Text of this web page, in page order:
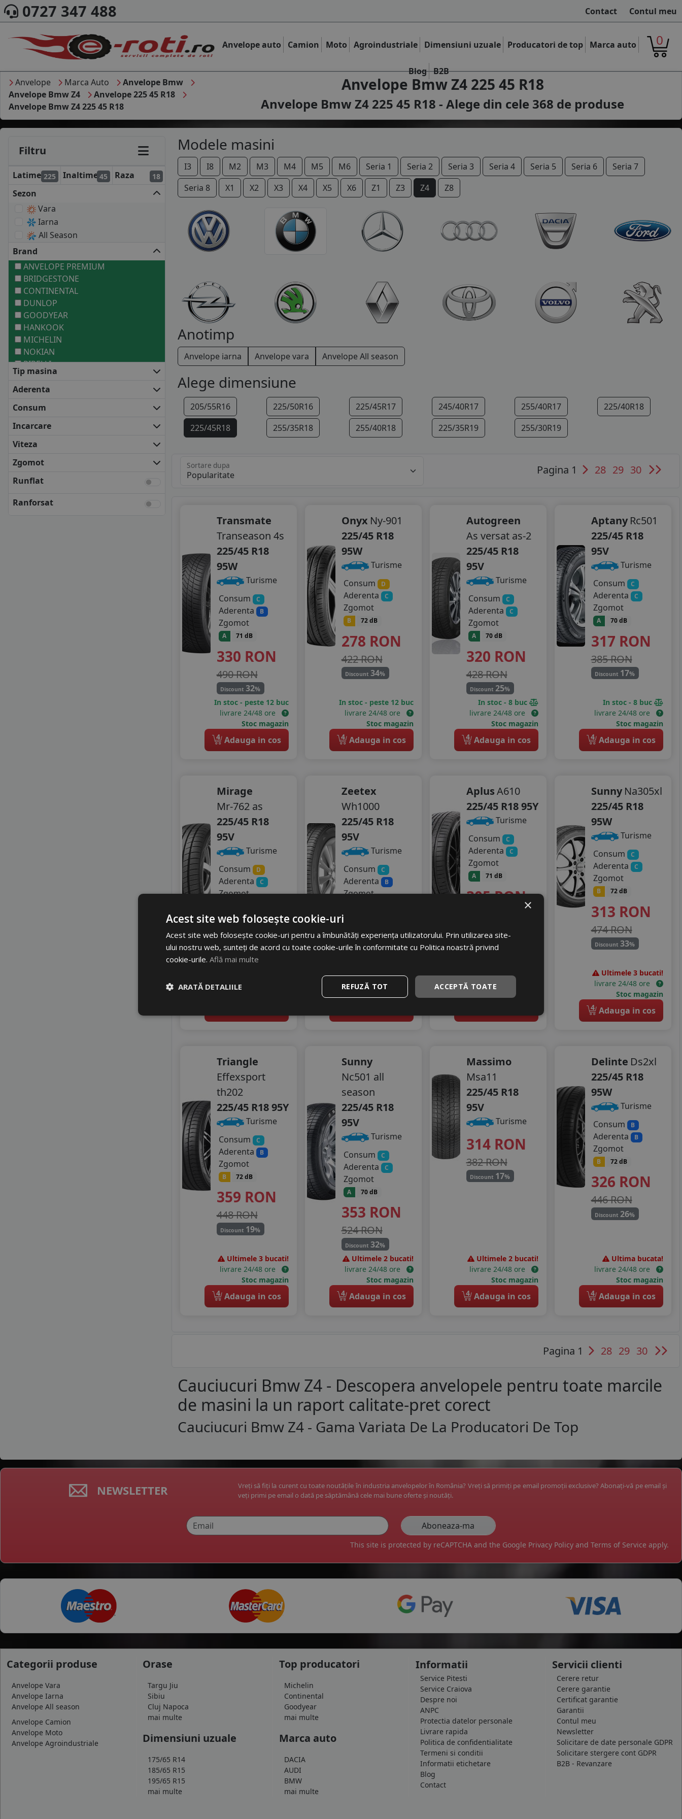
0727 347 488 Contact Contul meu
Anvelope auto Camion Moto Agroindustriale Dimensiuni uzuale Producatori de top Marca auto
Blog B2B
0
Anvelope Marca Auto
Anvelope Bmw
Anvelope Bmw Z4
Anvelope 225 45 R18
Anvelope Bmw Z4 225 45 R18
Anvelope Bmw Z4 225 45 R18
Anvelope Bmw Z4 225 45 R18 - Alege din cele 368 de produse
Filtru
Latime 225 Inaltime 45 Raza 18
Sezon
Vara
Iarna
All Season
Brand
ANVELOPE PREMIUM
BRIDGESTONE
CONTINENTAL
DUNLOP
GOODYEAR
HANKOOK
MICHELIN
NOKIAN
PIRELLI
ANVELOPE MEDII
BARUM
COOPER
FALKEN
FULDA
KLEBER
MATADOR
NEXEN
Tip masina
Aderenta
Consum
Incarcare
Viteza
Zgomot
Runflat
Ranforsat
Modele masini
I3 I8 M2 M3 M4 M5 M6 Seria 1 Seria 2 Seria 3 Seria 4 Seria 5 Seria 6
Seria 7
Seria 8
X1 X2 X3 X4 X5 X6 Z1 Z3 Z4 Z8
Anotimp
Anvelope iarna Anvelope vara Anvelope All season
Alege dimensiune
205/55R16 225/50R16 225/45R17 245/40R17 255/40R17
225/40R18
225/45R18
255/35R18 255/40R18 225/35R19 255/30R19
Sortare dupa Pagina 1 28 29 30
Transmate
Transeason 4s
225/45 R18
95W
Turisme
Consum
C
Aderenta B
Zgomot
A 71 dB
330 RON
490 RON
Discount32%
In stoc - peste 12 buc
livrare 24/48 ore
Stoc magazin
4 Adauga in cos
Onyx Ny-901
225/45 R18
95W
Turisme
Consum
D
Aderenta C
Zgomot
B 72 dB
278 RON
422 RON
Discount34%
In stoc - peste 12 buc
livrare 24/48 ore
Stoc magazin
4 Adauga in cos
Autogreen
As versat as-2
225/45 R18
95V
Turisme
Consum
C
Aderenta C
Zgomot
A 70 dB
320 RON
428 RON
Discount 25%
In stoc - 8 buc
livrare 24/48 ore
Stoc magazin
4 Adauga in cos
Aptany Rc501
225/45 R18
95V
Turisme
Consum
C
Aderenta C
Zgomot
A 70 dB
317 RON
385 RON
Discount 17%
In stoc - 8 buc
livrare 24/48 ore
Stoc magazin
4 Adauga in cos
Mirage
Mr-762 as
225/45 R18
95V
Turisme
Consum
D
Aderenta C
Zgomot
317RON
385 RON
Discount17%
livrare 24/48 ore
Zeetex
Wh1000
225/45 R18
95V
Turisme
Consum
C
Aderenta B
Zgomot
394
519 RON
livrare 24/48 ore
Stoc magazin
AplusA610
225/45 R18 95Y
Turisme
Consum
C
Aderenta C
Zgomot
A 71 dB
305RON
livrare 24/48 ore
Stoc magazin
Sunny Na305xl
225/45 R18
95W
Turisme
Consum
C
Aderenta C
Zgomot
B 72 dB
313 RON
474 RON
Discount33%
Ultimele 3 bucati!
livrare 24/48 ore
Stoc magazin
4 Adauga in cos
Triangle
Effexsport
th202
225/45 R18 95Y
Turisme
Consum
C
Aderenta B
Zgomot
B 72 dB
359 RON
448 RON
Discount 19%
Ultimele 3 bucati!
livrare 24/48 ore
Stoc magazin
4 Adauga in cos
Sunny
Nc501 all
season
225/45 R18
95V
Turisme
Consum
C
Aderenta C
Zgomot
A 70 dB
353 RON
524 RON
Discount32%
Ultimele 2 bucati!
livrare 24/48 ore
Stoc magazin
4 Adauga in cos
Massimo
Msa11
225/45 R18
95V
Turisme
314 RON
382 RON
Discount 17%
Ultimele 2 bucati!
livrare 24/48 ore
Stoc magazin
4 Adauga in cos
Delinte Ds2xl
225/45 R18
95W
Turisme
Consum
B
Aderenta B
Zgomot
B 72 dB
326 RON
446 RON
Discount 26%
Ultima bucata!
livrare 24/48 ore
Stoc magazin
4 Adauga in cos
Pagina 1 28 29 30
Cauciucuri Bmw Z4 - Descopera anvelopele pentru toate marcile
de masini la un raport calitate-pret corect
Cauciucuri Bmw Z4 - Gama Variata De La Producatori De Top
NEWSLETTER
Vreți să fiți la curent cu toate noutățile în industria anvelopelor în România? Vreți să primiți pe email promoții exclusive? Abonați-vă pe email și
veți primi pe email o dată pe săptămână cele mai bune oferte și noutăți.
This site is protected by reCAPTCHA and the Google Privacy Policy and Terms of Service apply.
Categorii produse
Anvelope Vara
Anvelope Iarna
Anvelope All season
Anvelope Camion
Anvelope Moto
Anvelope Agroindustriale
Orase
Targu Jiu
Sibiu
Cluj Napoca
mai multe
Dimensiuni uzuale
175/65 R14
185/65 R15
195/65 R15
mai multe
Top producatori
Michelin
Continental
Goodyear
mai multe
Marca auto
DACIA
AUDI
BMW
mai multe
Informatii
Service Pitesti
Service Craiova
Despre noi
ANPC
Protectia datelor personale
Livrare rapida
Politica de confidentialitate
Termeni si conditii
Informatii etichetare
Blog
Contact
Servicii clienti
Cerere retur
Cerere garantie
Certificat garantie
Garantii
Contul meu
Newsletter
Solicitare de date personale GDPR
Solicitare stergere cont GDPR
B2B - Revanzare
×
Acest site web folosește cookie-uri
Acest site web folosește cookie-uri pentru a îmbunătăți experiența utilizatorului. Prin utilizarea site-
ului nostru web, sunteți de acord cu toate cookie-urile în conformitate cu Politica noastră privind
cookie-urile. Află mai multe
ACCEPTĂ TOATE
REFUZĂ TOT
ARATĂ DETALIILE